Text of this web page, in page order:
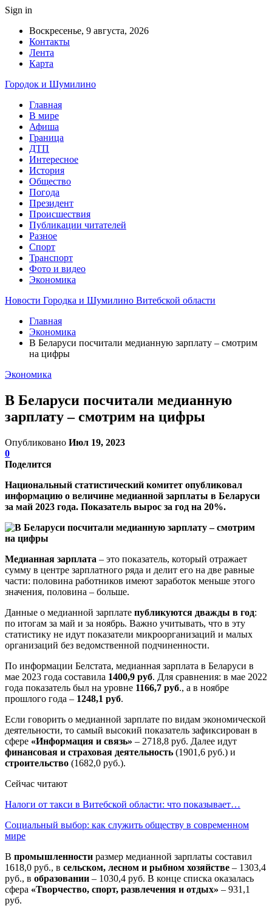
Sign in
Воскресенье, 9 августа, 2026
Контакты
Лента
Карта
Городок и Шумилино
Главная
В мире
Афиша
Граница
ДТП
Интересное
История
Общество
Погода
Президент
Происшествия
Публикации читателей
Разное
Спорт
Транспорт
Фото и видео
Экономика
Новости Городка и Шумилино Витебской области
Главная
Экономика
В Беларуси посчитали медианную зарплату – смотрим
на цифры
Экономика
В Беларуси посчитали медианную
зарплату – смотрим на цифры
Опубликовано Июл 19, 2023
0
Поделится
Национальный статистический комитет опубликовал
информацию о величине медианной зарплаты в Беларуси
за май 2023 года. Показатель вырос за год на 20%.
Медианная зарплата – это показатель, который отражает
сумму в центре зарплатного ряда и делит его на две равные
части: половина работников имеют заработок меньше этого
значения, половина – больше.
Данные о медианной зарплате публикуются дважды в год:
по итогам за май и за ноябрь. Важно учитывать, что в эту
статистику не идут показатели микроорганизаций и малых
организаций без ведомственной подчиненности.
По информации Белстата, медианная зарплата в Беларуси в
мае 2023 года составила 1400,9 руб. Для сравнения: в мае 2022
года показатель был на уровне 1166,7 руб., а в ноябре
прошлого года – 1248,1 руб.
Если говорить о медианной зарплате по видам экономической
деятельности, то самый высокий показатель зафиксирован в
сфере «Информация и связь» – 2718,8 руб. Далее идут
финансовая и страховая деятельность (1901,6 руб.) и
строительство (1682,0 руб.).
Сейчас читают
Налоги от такси в Витебской области: что показывает…
Социальный выбор: как служить обществу в современном
мире
В промышленности размер медианной зарплаты составил
1618,0 руб., в сельском, лесном и рыбном хозяйстве – 1303,4
руб., в образовании – 1030,4 руб. В конце списка оказалась
сфера «Творчество, спорт, развлечения и отдых» – 931,1
руб.